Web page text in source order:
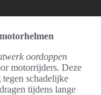
oordoppen
motorrijders. Deze
schadelijke
tijdens lange